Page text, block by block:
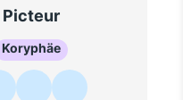
Picteur
Koryphäe